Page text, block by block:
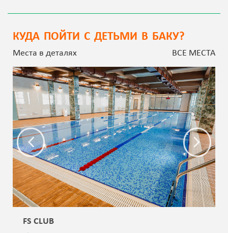
КУДА ПОЙТИ С ДЕТЬМИ В БАКУ?
Места в деталях ВСЕ МЕСТА
FS CLUB